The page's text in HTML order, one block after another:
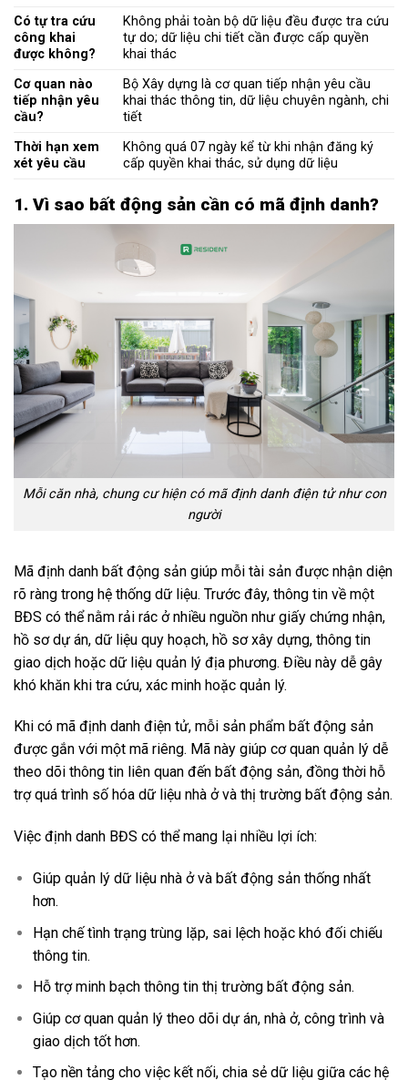
Có tự tra cứu
công khai
được không?
Không phải toàn bộ dữ liệu đều được tra cứu
tự do; dữ liệu chi tiết cần được cấp quyền
khai thác
Cơ quan nào
tiếp nhận yêu
cầu?
Bộ Xây dựng là cơ quan tiếp nhận yêu cầu
khai thác thông tin, dữ liệu chuyên ngành, chi
tiết
Thời hạn xem
xét yêu cầu
Không quá 07 ngày kể từ khi nhận đăng ký
cấp quyền khai thác, sử dụng dữ liệu
1. Vì sao bất động sản cần có mã định danh?
Mỗi căn nhà, chung cư hiện có mã định danh điện tử như con
người
Mã định danh bất động sản giúp mỗi tài sản được nhận diện
rõ ràng trong hệ thống dữ liệu. Trước đây, thông tin về một
BĐS có thể nằm rải rác ở nhiều nguồn như giấy chứng nhận,
hồ sơ dự án, dữ liệu quy hoạch, hồ sơ xây dựng, thông tin
giao dịch hoặc dữ liệu quản lý địa phương. Điều này dễ gây
khó khăn khi tra cứu, xác minh hoặc quản lý.
Khi có mã định danh điện tử, mỗi sản phẩm bất động sản
được gắn với một mã riêng. Mã này giúp cơ quan quản lý dễ
theo dõi thông tin liên quan đến bất động sản, đồng thời hỗ
trợ quá trình số hóa dữ liệu nhà ở và thị trường bất động sản.
Việc định danh BĐS có thể mang lại nhiều lợi ích:
Giúp quản lý dữ liệu nhà ở và bất động sản thống nhất
hơn.
Hạn chế tình trạng trùng lặp, sai lệch hoặc khó đối chiếu
thông tin.
Hỗ trợ minh bạch thông tin thị trường bất động sản.
Giúp cơ quan quản lý theo dõi dự án, nhà ở, công trình và
giao dịch tốt hơn.
Tạo nền tảng cho việc kết nối, chia sẻ dữ liệu giữa các hệ